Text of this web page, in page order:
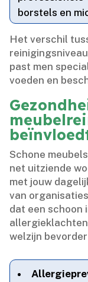
borstels en
Het verschil
past men
voeden en
Schone
net uitziende
met jouw
van
dat een schoon
welzijn